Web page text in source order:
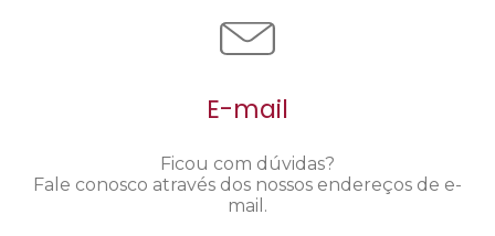
E-mail
Ficou com dúvidas?
Fale conosco através dos nossos endereços de e-
mail.